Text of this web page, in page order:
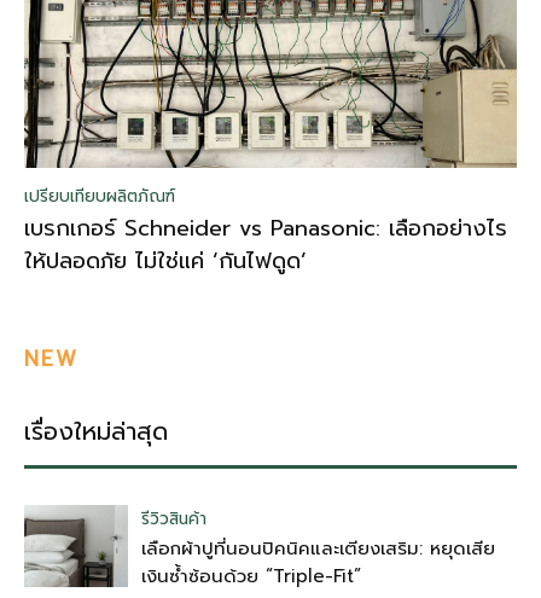
เปรียบเทียบผลิตภัณฑ์
เบรกเกอร์ Schneider vs Panasonic: เลือกอย่างไร
ให้ปลอดภัย ไม่ใช่แค่ ‘กันไฟดูด’
NEW
เรื่องใหม่ล่าสุด
รีวิวสินค้า
เลือกผ้าปูที่นอนปิคนิคและเตียงเสริม: หยุดเสีย
เงินซ้ำซ้อนด้วย “Triple-Fit”